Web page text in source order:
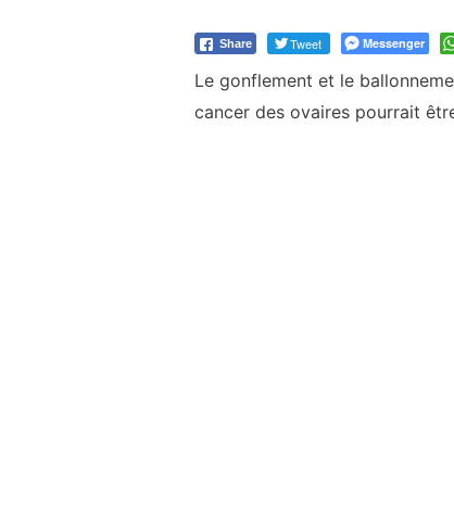
Share Tweet Messenger
Le gonflement et le
cancer des ovaires pourrait